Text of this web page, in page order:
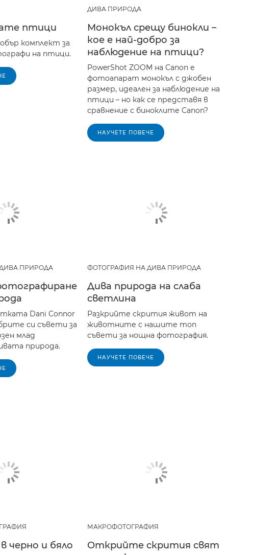
птици
комплект за
на птици.
ДИВА ПРИРОДА
Монокъл срещу бинокли –
кое е най-добро за
наблюдение на птици?
PowerShot ZOOM на Canon е
фотоапарат монокъл с джобен
размер, идеален за наблюдение на
птици – но как се представя в
сравнение с биноклите Canon?
НАУЧЕТЕ ПОВЕЧЕ
ПРИРОДА
Dani Connor
си съвети за
млад
природа.
ФОТОГРАФИЯ НА ДИВА ПРИРОДА
Дива природа на слаба
светлина
Разкрийте скрития живот на
животните с нашите топ
съвети за нощна фотография.
НАУЧЕТЕ ПОВЕЧЕ
черно и бяло
МАКРОФОТОГРАФИЯ
Открийте скрития свят